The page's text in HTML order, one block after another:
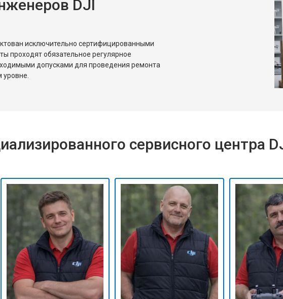
DJI
исключительно сертифицированными
проходят обязательное регулярное
допусками для проведения ремонта
сервисного центра